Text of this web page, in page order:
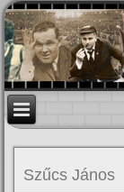
Szűcs János